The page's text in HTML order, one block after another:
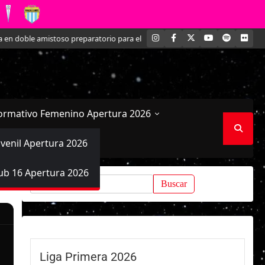
amistoso preparatorio para el Mundial Kathleen Brandt: La joven
INSTAGRAM
FACEBOOK YOUTUBE
SPOTIFY
Femenino Apertura 2026
Apertura 2026
16 Apertura 2026
Buscar:
Liga Primera 2026